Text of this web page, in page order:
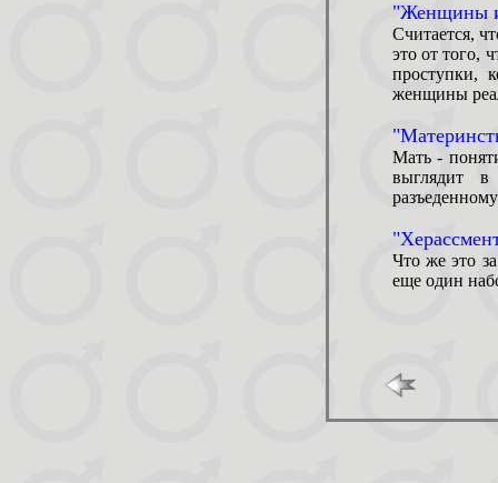
"Женщины
Считается,
это от того,
проступки,
женщины
Мать -
выглядит
Что же это
еще один